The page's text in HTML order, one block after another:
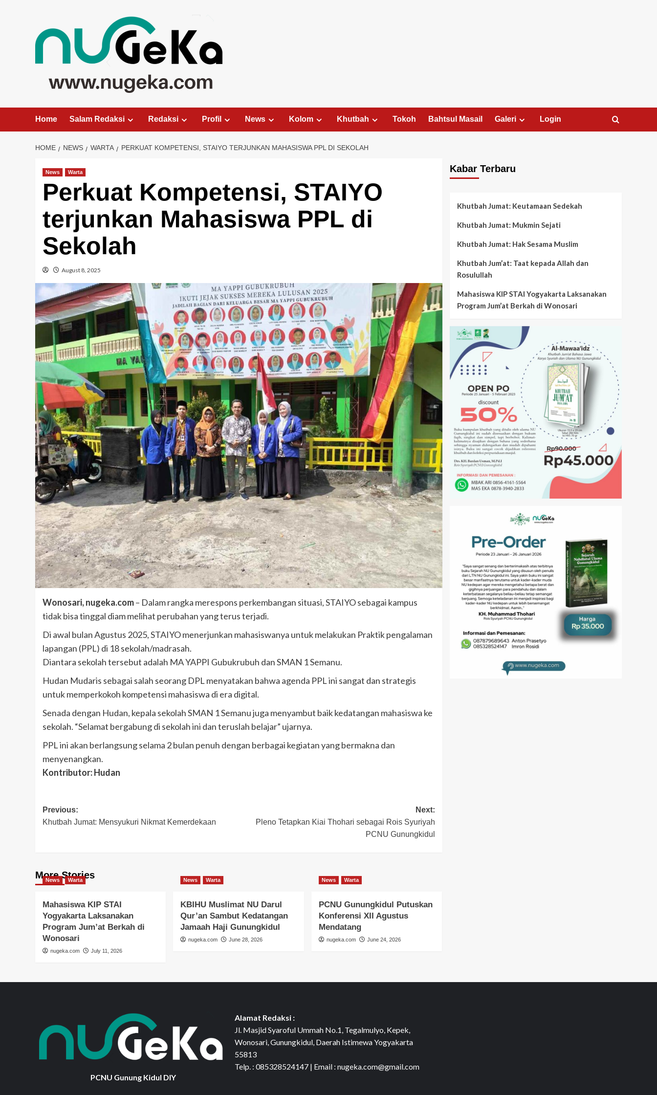
Home Salam Redaksi Redaksi Profil News Kolom Khutbah Tokoh Bahtsul Masail Galeri Login
HOME NEWS WARTA PERKUAT KOMPETENSI, STAIYO TERJUNKAN MAHASISWA PPL DI SEKOLAH
News Warta
Perkuat Kompetensi, STAIYO
terjunkan Mahasiswa PPL di
Sekolah
August 8, 2025
Wonosari, nugeka.com– Dalam rangka merespons perkembangan situasi, STAIYO sebagai kampus
tidak bisa tinggal diam melihat perubahan yang terus terjadi.
Di awal bulan Agustus 2025, STAIYO menerjunkan mahasiswanya untuk melakukan Praktik pengalaman
lapangan (PPL) di 18 sekolah/madrasah.
Diantara sekolah tersebut adalah MA YAPPI Gubukrubuh dan SMAN 1 Semanu.
Hudan Mudaris sebagai salah seorang DPL menyatakan bahwa agenda PPL ini sangat dan strategis
untuk memperkokoh kompetensi mahasiswa di era digital.
Senada dengan Hudan, kepala sekolah SMAN 1 Semanu juga menyambut baik kedatangan mahasiswa ke
sekolah. “Selamat bergabung di sekolah ini dan teruslah belajar” ujarnya.
PPL ini akan berlangsung selama 2 bulan penuh dengan berbagai kegiatan yang bermakna dan
menyenangkan.
Kontributor: Hudan
Post
navigation
Previous:
Khutbah Jumat: Mensyukuri Nikmat Kemerdekaan
Next:
Pleno Tetapkan Kiai Thohari sebagai Rois Syuriyah
PCNU Gunungkidul
More Stories
News Warta
Mahasiswa KIP STAI
Yogyakarta Laksanakan
Program Jum’at Berkah di
Wonosari
nugeka.com July 11, 2026
News Warta
KBIHU Muslimat NU Darul
Qur’an Sambut Kedatangan
Jamaah Haji Gunungkidul
nugeka.com June 28, 2026
News Warta
PCNU Gunungkidul Putuskan
Konferensi XII Agustus
Mendatang
nugeka.com June 24, 2026
Kabar Terbaru
Khutbah Jumat: Keutamaan Sedekah
Khutbah Jumat: Mukmin Sejati
Khutbah Jumat: Hak Sesama Muslim
Khutbah Jum’at: Taat kepada Allah dan
Rosulullah
Mahasiswa KIP STAI Yogyakarta Laksanakan
Program Jum’at Berkah di Wonosari
PCNU Gunung Kidul DIY
Alamat Redaksi :
Jl. Masjid Syaroful Ummah No.1, Tegalmulyo, Kepek,
Wonosari, Gunungkidul, Daerah Istimewa Yogyakarta
55813
Telp. : 085328524147 | Email : nugeka.com@gmail.com